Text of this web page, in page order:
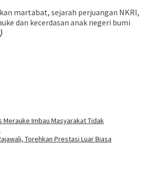
martabat, sejarah perjuangan NKRI,
dan kecerdasan anak negeri bumi
Merauke Imbau Masyarakat Tidak
Torehkan Prestasi Luar Biasa